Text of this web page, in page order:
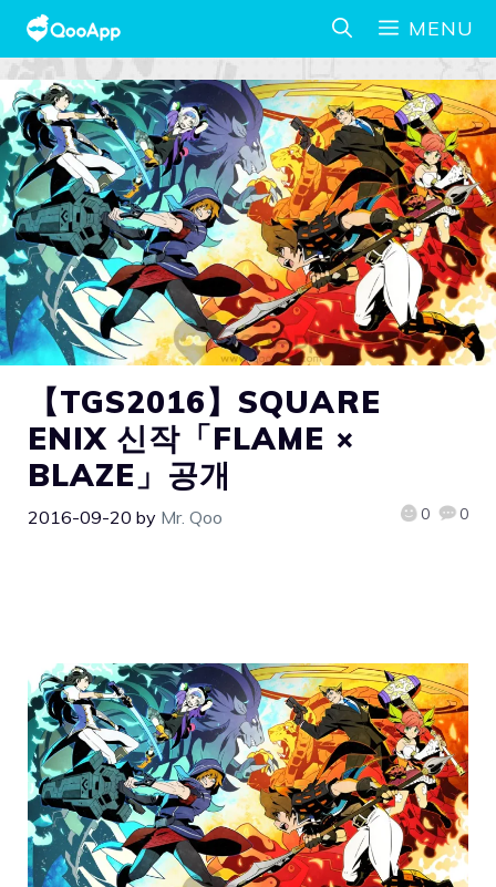
MENU
【TGS2016】SQUARE
ENIX 신작「FLAME ×
BLAZE」공개
2016-09-20 by Mr. Qoo 0 0